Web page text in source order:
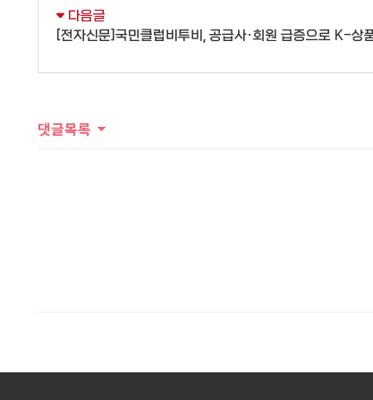
다음글
[전자신문]국민클럽비투비, 공급사·회원 급증으로 K-상
댓글목록